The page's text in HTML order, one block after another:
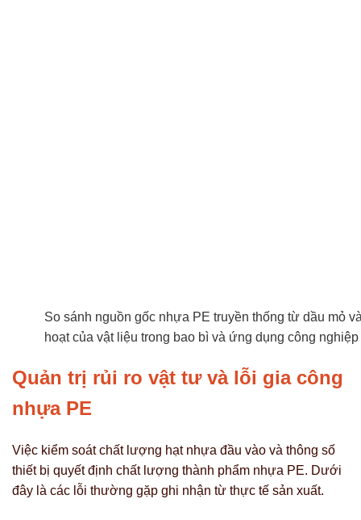
So sánh nguồn gốc nhựa PE truyền thống từ dầu mỏ
hoạt của vật liệu trong bao bì và ứng dụng công nghiệp
Quản trị rủi ro vật tư và lỗi gia công
nhựa PE
Việc kiểm soát chất lượng hạt nhựa đầu vào và thông số
thiết bị quyết định chất lượng thành phẩm nhựa PE. Dưới
đây là các lỗi thường gặp ghi nhận từ thực tế sản xuất.